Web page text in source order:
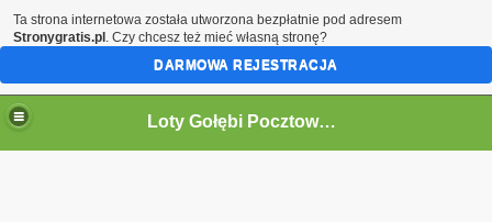
Loty Gołębi Pocztowych Oddział Kwidzyn 2011r.
Ta strona internetowa została utworzona bezpłatnie pod adresem
Stronygratis.pl . Czy chcesz też mieć własną stronę?
DARMOWA REJESTRACJA